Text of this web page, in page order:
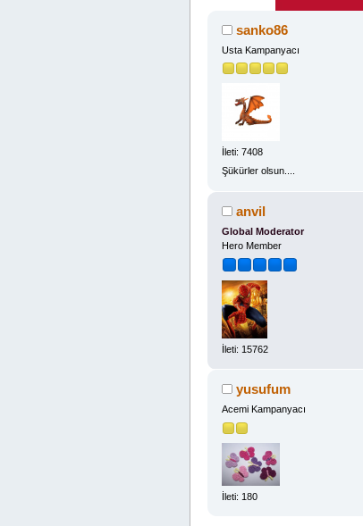
sanko86
Usta Kampanyacı
İleti: 7408
Şükürler olsun....
anvil
Global Moderator
Hero Member
İleti: 15762
yusufum
Acemi Kampanyacı
İleti: 180